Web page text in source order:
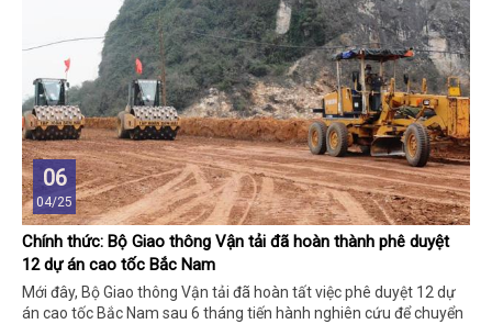
06
04/25
Chính thức: Bộ Giao thông Vận tải đã hoàn thành phê duyệt
12 dự án cao tốc Bắc Nam
Mới đây, Bộ Giao thông Vận tải đã hoàn tất việc phê duyệt 12 dự
án cao tốc Bắc Nam sau 6 tháng tiến hành nghiên cứu để chuyển